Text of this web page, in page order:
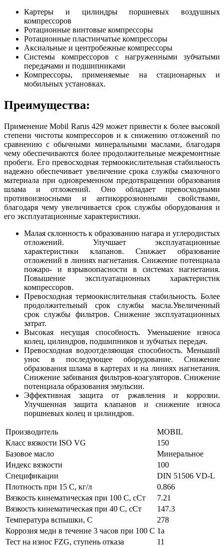
Картеры и цилиндры поршневых воздушных
компрессоров
Ротационные винтовые компрессоры
Ротационные пластинчатые компрессоры
Аксиальные и центробежные компрессоры
Системы компрессоров с нагруженными зубчатыми
передачами и подшипниками
Компрессоры, применяемые на стационарных и
мобильных установках.
Преимущества:
Применение Mobil Rarus 429 может привести к более высокой
степени чистоты компрессоров и к снижению отложений по
сравнению с обычными минеральными маслами, благодаря
чему обеспечиваются более продолжительные межремонтные
пробеги. Его превосходная термоокислительная стабильность
надежно обеспечивает увеличение срока службы смазочного
материала при одновременном предотвращении образования
шлама и отложений. Оно обладает превосходными
противоизносными и антикоррозионными свойствами,
благодаря чему увеличивается срок службы оборудования и
его эксплуатационные характеристики.
Малая склонность к образованию нагара и углеродистых
отложений. Улучшает эксплуатационные
характеристики клапанов. Снижает образование
отложений в линиях нагнетания. Снижение потенциала
пожаро- и взрывоопасности в системах нагнетания.
Повышение эксплуатационных характеристик
компрессоров.
Превосходная термоокислительная стабильность. Более
продолжительный срок службы масла.Увеличенный
срок службы фильтров. Снижение эксплуатационных
затрат.
Высокая несущая способность. Уменьшение износа
колец, цилиндров, подшипников и зубчатых передач.
Превосходная водоотделяющая способность. Меньший
унос в последующее оборудование. Снижение
образования шлама в картерах и на линиях нагнетания.
Снижение забивания фильтров-коагуляторов. Снижение
потенциала образования эмульсии.
Эффективная защита от ржавления и коррозии.
Улучшенная защита клапанов и снижение износа
поршневых колец и цилиндров.
Производитель
MOBIL
Класс вязкости ISO VG
150
Базовое масло
Минеральное
Индекс вязкости
100
Спецификации
DIN 51506 VD-L
Плотность при 15 С, кг/л
0.866
Вязкость кинематическая при 100 С, сСт
7.21
Вязкость кинематическая при 40 С, сСт
147.3
Температура вспышки, С
278
Коррозия меди в течение 3 часов при 100 С 1a
Тест на износ FZG, ступень отказа
11